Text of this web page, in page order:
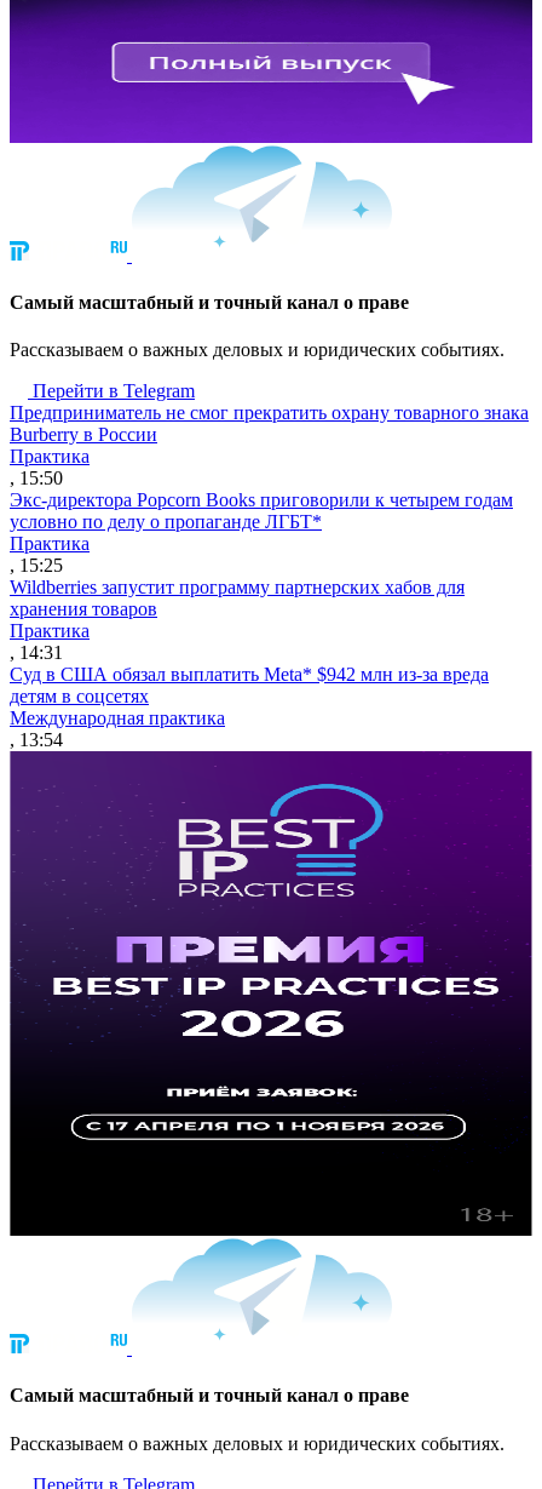
Cамый масштабный и точный канал о праве
Рассказываем о важных деловых и юридических событиях.
Перейти в Telegram
Предприниматель не смог прекратить охрану товарного знака
Burberry в России
Практика
, 15:50
Экс-директора Popcorn Books приговорили к четырем годам
условно по делу о пропаганде ЛГБТ*
Практика
, 15:25
Wildberries запустит программу партнерских хабов для
хранения товаров
Практика
, 14:31
Суд в США обязал выплатить Meta* $942 млн из-за вреда
детям в соцсетях
Международная практика
, 13:54
Cамый масштабный и точный канал о праве
Рассказываем о важных деловых и юридических событиях.
Перейти в Telegram